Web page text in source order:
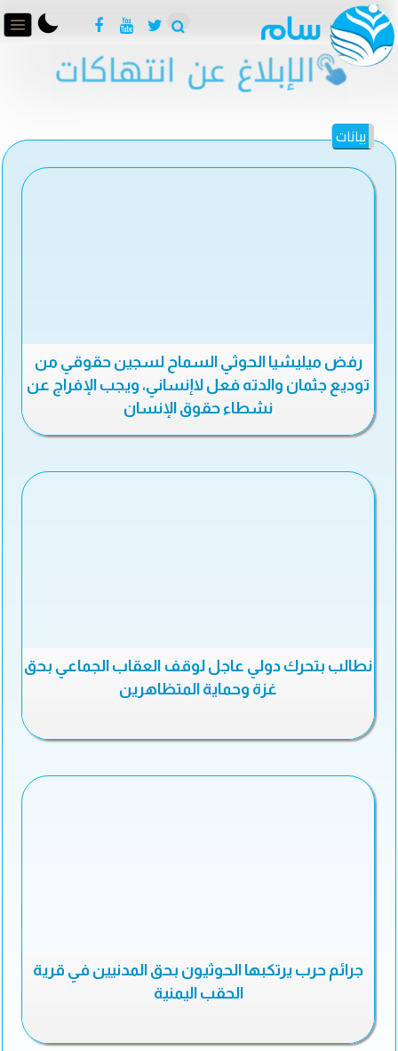
بيانات
رفض ميليشيا الحوثي السماح لسجين حقوقي من
توديع جثمان والدته فعل لاإنساني، ويجب الإفراج عن
نشطاء حقوق الإنسان
نطالب بتحرك دولي عاجل لوقف العقاب الجماعي بحق
غزة وحماية المتظاهرين
جرائم حرب يرتكبها الحوثيون بحق المدنيين في قرية
الحقب اليمنية